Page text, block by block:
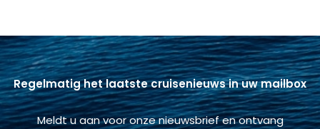
Regelmatig het laatste cruisenieuws in uw mailbox
Meldt u aan voor onze nieuwsbrief en ontvang